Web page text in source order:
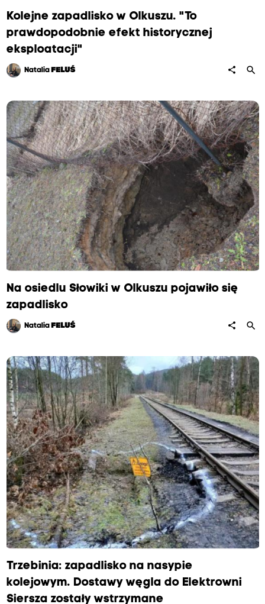
Kolejne zapadlisko w Olkuszu. "To
prawdopodobnie efekt historycznej
eksploatacji"
Natalia FELUŚ share search
Na osiedlu Słowiki w Olkuszu pojawiło się
zapadlisko
Natalia FELUŚ share search
Trzebinia: zapadlisko na nasypie
kolejowym. Dostawy węgla do Elektrowni
Siersza zostały wstrzymane